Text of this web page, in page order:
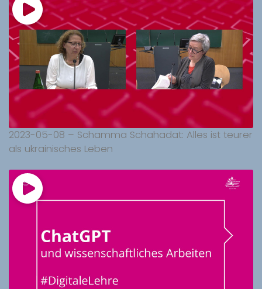
2023-05-08 – Schamma Schahadat: Alles ist teurer
als ukrainisches Leben